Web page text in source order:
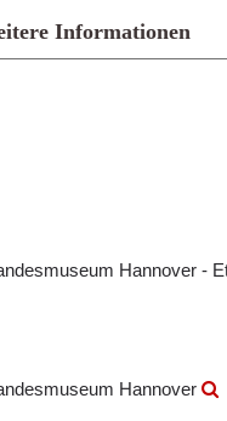
Informationen
Hannover -
Hannover